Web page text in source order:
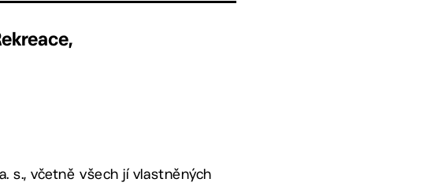
s., včetně všech jí vlastněných